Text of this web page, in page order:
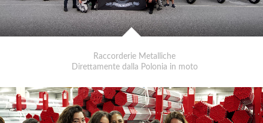
Raccorderie Metalliche
Direttamente dalla Polonia in moto